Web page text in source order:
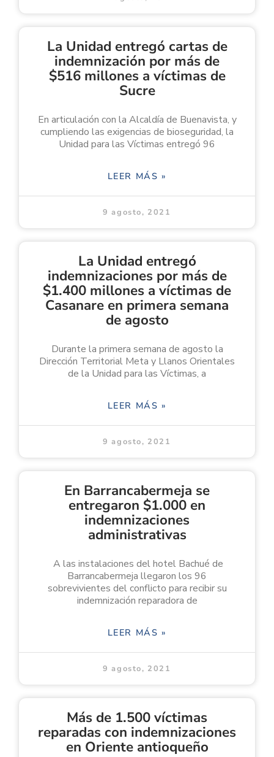
La Unidad entregó cartas de
indemnización por más de
$516 millones a víctimas de
Sucre
En articulación con la Alcaldía de Buenavista, y
cumpliendo las exigencias de bioseguridad, la
Unidad para las Víctimas entregó 96
LEER MÁS »
9 agosto, 2021
La Unidad entregó
indemnizaciones por más de
$1.400 millones a víctimas de
Casanare en primera semana
de agosto
Durante la primera semana de agosto la
Dirección Territorial Meta y Llanos Orientales
de la Unidad para las Víctimas, a
LEER MÁS »
9 agosto, 2021
En Barrancabermeja se
entregaron $1.000 en
indemnizaciones
administrativas
A las instalaciones del hotel Bachué de
Barrancabermeja llegaron los 96
sobrevivientes del conflicto para recibir su
indemnización reparadora de
LEER MÁS »
9 agosto, 2021
Más de 1.500 víctimas
reparadas con indemnizaciones
en Oriente antioqueño